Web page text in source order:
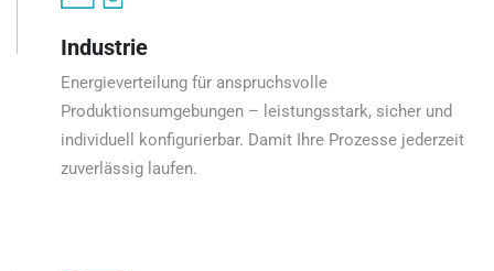
Industrie
Energieverteilung für anspruchsvolle
Produktionsumgebungen – leistungsstark, sicher und
individuell konfigurierbar. Damit Ihre Prozesse jederzeit
zuverlässig laufen.